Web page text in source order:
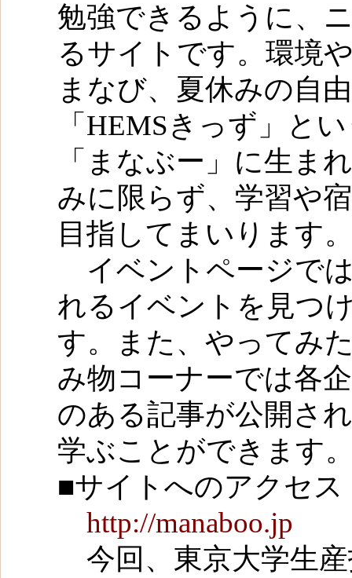
勉強できるように、
るサイトです。環境
まなび、夏休みの自
「HEMSきっず」と
「まなぶー」に生ま
みに限らず、学習や
目指してまいります
イベントページで
れるイベントを見つ
す。また、やってみ
み物コーナーでは各
のある記事が公開さ
学ぶことができます
■サイトへのアクセス
http://manaboo.jp
今回、東京大学生